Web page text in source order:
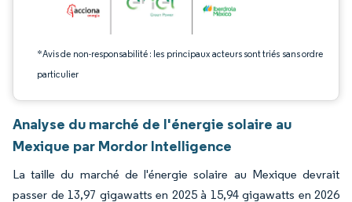
*Avis de non-responsabilité : les principaux acteurs sont triés sans ordre
particulier
Analyse du marché de l'énergie solaire au
Mexique par Mordor Intelligence
La taille du marché de l'énergie solaire au Mexique devrait
passer de 13,97 gigawatts en 2025 à 15,94 gigawatts en 2026